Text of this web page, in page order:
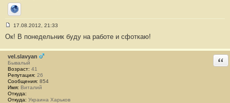
Сайт
о
б
щ
е
#
1
8
17.08.2012, 21:33
Ок! В понедельник буду на работе и сфоткаю!
vel.slavyan
Бывалый
Возраст: 41
Репутация: 26
Сообщения: 854
Имя: Виталий
Откуда:
Откуда: Украина Харьков